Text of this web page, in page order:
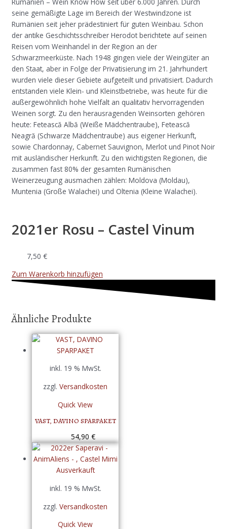
Rumänien – Wein Know How seit über 6.000 Jahren. Durch
seine gemäßigte Lage im Bereich der Westwindzone ist
Rumänien seit jeher prädestiniert für guten Weinbau. Schon
der antike Geschichtsschreiber Herodot berichtete auf seinen
Reisen vom Weinhandel in der Region an der
Schwarzmeerküste. Nach 1948 gingen viele der Weingüter an
den Staat, aber in Folge der Privatisierung im 21. Jahrhundert
wurden viele dieser Gebiete aufgeteilt und privatisiert. Dadurch
entstanden viele Klein- und Kleinstbetriebe, was heute für die
außergewöhnlich hohe Vielfalt an qualitativ hervorragenden
Weinen sorgt. Zu den herausragenden Weinsorten gehören
heute: Fetească Albă (Weiße Mädchentraube), Fetească
Neagră (Schwarze Mädchentraube) aus eigener Herkunft,
sowie Chardonnay, Cabernet Sauvignon, Merlot und Pinot Noir
mit ausländischer Herkunft. Zu den wichtigsten Regionen, die
zusammen fast 80% der gesamten Rumänischen
Weinerzeugung ausmachen zählen: Moldova (Moldau),
Muntenia (Große Walachei) und Oltenia (Kleine Walachei).
2021er Rosu – Castel Vinum
7,50 €
Zum Warenkorb hinzufügen
Ähnliche Produkte
inkl. 19 % MwSt.
zzgl. Versandkosten
Quick View
VAST, DAVINO SPARPAKET
54,90 €
Ausverkauft
inkl. 19 % MwSt.
zzgl. Versandkosten
Quick View